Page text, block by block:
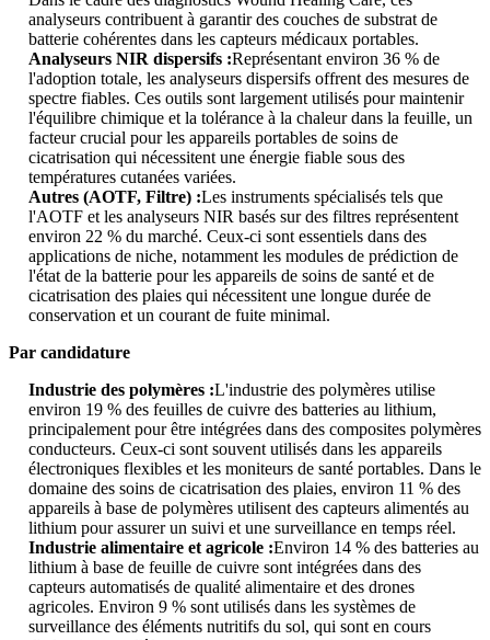
analyseurs contribuent à garantir des couches de substrat de
batterie cohérentes dans les capteurs médicaux portables.
Analyseurs NIR dispersifs :Représentant environ 36 % de
l'adoption totale, les analyseurs dispersifs offrent des mesures de
spectre fiables. Ces outils sont largement utilisés pour maintenir
l'équilibre chimique et la tolérance à la chaleur dans la feuille, un
facteur crucial pour les appareils portables de soins de
cicatrisation qui nécessitent une énergie fiable sous des
températures cutanées variées.
Autres (AOTF, Filtre) :Les instruments spécialisés tels que
l'AOTF et les analyseurs NIR basés sur des filtres représentent
environ 22 % du marché. Ceux-ci sont essentiels dans des
applications de niche, notamment les modules de prédiction de
l'état de la batterie pour les appareils de soins de santé et de
cicatrisation des plaies qui nécessitent une longue durée de
conservation et un courant de fuite minimal.
Par candidature
Industrie des polymères :L'industrie des polymères utilise
environ 19 % des feuilles de cuivre des batteries au lithium,
principalement pour être intégrées dans des composites polymères
conducteurs. Ceux-ci sont souvent utilisés dans les appareils
électroniques flexibles et les moniteurs de santé portables. Dans le
domaine des soins de cicatrisation des plaies, environ 11 % des
appareils à base de polymères utilisent des capteurs alimentés au
lithium pour assurer un suivi et une surveillance en temps réel.
Industrie alimentaire et agricole :Environ 14 % des batteries au
lithium à base de feuille de cuivre sont intégrées dans des
capteurs automatisés de qualité alimentaire et des drones
agricoles. Environ 9 % sont utilisés dans les systèmes de
surveillance des éléments nutritifs du sol, qui sont en cours